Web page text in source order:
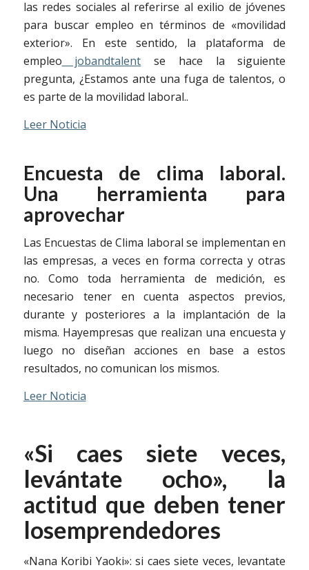
las redes sociales al referirse al exilio de jóvenes
para buscar empleo en términos de «movilidad
exterior». En este sentido, la plataforma de
empleo jobandtalent se hace la siguiente
pregunta, ¿Estamos ante una fuga de talentos, o
es parte de la movilidad laboral..
Leer Noticia
Encuesta de clima laboral.
Una herramienta para
aprovechar
Las Encuestas de Clima laboral se implementan en
las empresas, a veces en forma correcta y otras
no. Como toda herramienta de medición, es
necesario tener en cuenta aspectos previos,
durante y posteriores a la implantación de la
misma. Hayempresas que realizan una encuesta y
luego no diseñan acciones en base a estos
resultados, no comunican los mismos.
Leer Noticia
«Si caes siete veces,
levántate ocho», la
actitud que deben tener
losemprendedores
«Nana Koribi Yaoki»: si caes siete veces, levantate